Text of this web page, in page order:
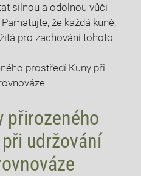
silnou a odolnou vůči
že každá kuně,
pro zachování tohoto
přirozeného
udržování